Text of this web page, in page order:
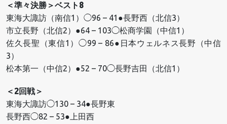
＜準々決勝＞ベスト8
東海大諏訪（南信1）◯96 – 41●長野西（北信3）
市立長野（北信2）●64 – 103◯松商学園（中信1）
佐久長聖（東信1）◯99 – 86●日本ウェルネス長野（中信
3）
松本第一（中信2）●52 – 70◯長野吉田（北信1）
＜2回戦＞
東海大諏訪◯130 – 34●長野東
長野西◯82 – 53●上田西